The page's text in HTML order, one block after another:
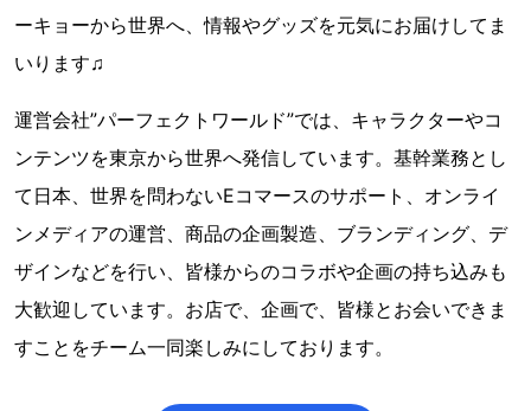
ーキョーから世界へ、情報やグッズを元気にお届けしてま
いります♫
運営会社”パーフェクトワールド”では、キャラクターやコ
ンテンツを東京から世界へ発信しています。基幹業務とし
て日本、世界を問わないEコマースのサポート、オンライ
ンメディアの運営、商品の企画製造、ブランディング、デ
ザインなどを行い、皆様からのコラボや企画の持ち込みも
大歓迎しています。お店で、企画で、皆様とお会いできま
すことをチーム一同楽しみにしております。